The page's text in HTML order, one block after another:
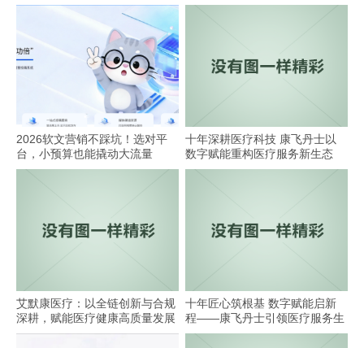
2026软文营销不踩坑！选对平
台，小预算也能撬动大流量
十年深耕医疗科技 康飞丹士以
数字赋能重构医疗服务新生态
艾默康医疗：以全链创新与合规
深耕，赋能医疗健康高质量发展
十年匠心筑根基 数字赋能启新
程——康飞丹士引领医疗服务生
态升级